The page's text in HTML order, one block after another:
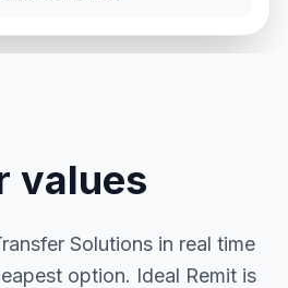
values
Solutions in real time
option. Ideal Remit is